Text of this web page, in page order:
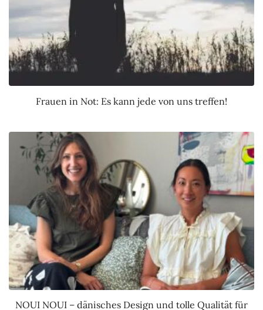
Frauen in Not: Es kann jede von uns treffen!
NOUI NOUI – dänisches Design und tolle Qualität für